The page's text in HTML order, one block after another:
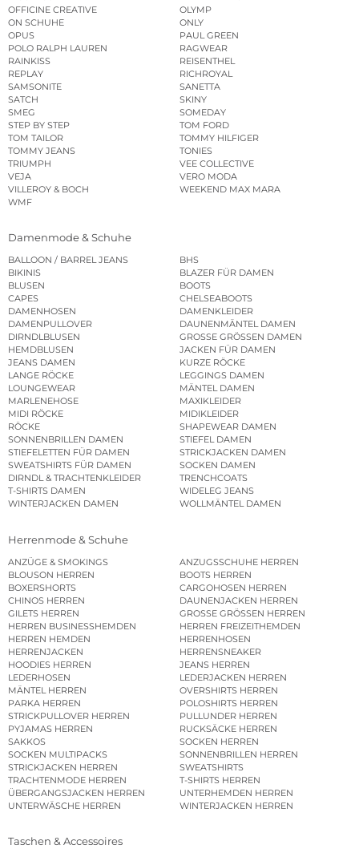
OFFICINE CREATIVE
OLYMP
ON SCHUHE
ONLY
OPUS
PAUL GREEN
POLO RALPH LAUREN
RAGWEAR
RAINKISS
REISENTHEL
REPLAY
RICHROYAL
SAMSONITE
SANETTA
SATCH
SKINY
SMEG
SOMEDAY
STEP BY STEP
TOM FORD
TOM TAILOR
TOMMY HILFIGER
TOMMY JEANS
TONIES
TRIUMPH
VEE COLLECTIVE
VEJA
VERO MODA
VILLEROY & BOCH
WEEKEND MAX MARA
WMF
Damenmode & Schuhe
BALLOON / BARREL JEANS
BHS
BIKINIS
BLAZER FÜR DAMEN
BLUSEN
BOOTS
CAPES
CHELSEABOOTS
DAMENHOSEN
DAMENKLEIDER
DAMENPULLOVER
DAUNENMÄNTEL DAMEN
DIRNDLBLUSEN
GROSSE GRÖSSEN DAMEN
HEMDBLUSEN
JACKEN FÜR DAMEN
JEANS DAMEN
KURZE RÖCKE
LANGE RÖCKE
LEGGINGS DAMEN
LOUNGEWEAR
MÄNTEL DAMEN
MARLENEHOSE
MAXIKLEIDER
MIDI RÖCKE
MIDIKLEIDER
RÖCKE
SHAPEWEAR DAMEN
SONNENBRILLEN DAMEN
STIEFEL DAMEN
STIEFELETTEN FÜR DAMEN
STRICKJACKEN DAMEN
SWEATSHIRTS FÜR DAMEN
SOCKEN DAMEN
DIRNDL & TRACHTENKLEIDER
TRENCHCOATS
T-SHIRTS DAMEN
WIDELEG JEANS
WINTERJACKEN DAMEN
WOLLMÄNTEL DAMEN
Herrenmode & Schuhe
ANZÜGE & SMOKINGS
ANZUGSSCHUHE HERREN
BLOUSON HERREN
BOOTS HERREN
BOXERSHORTS
CARGOHOSEN HERREN
CHINOS HERREN
DAUNENJACKEN HERREN
GILETS HERREN
GROSSE GRÖSSEN HERREN
HERREN BUSINESSHEMDEN
HERREN FREIZEITHEMDEN
HERREN HEMDEN
HERRENHOSEN
HERRENJACKEN
HERRENSNEAKER
HOODIES HERREN
JEANS HERREN
LEDERHOSEN
LEDERJACKEN HERREN
MÄNTEL HERREN
OVERSHIRTS HERREN
PARKA HERREN
POLOSHIRTS HERREN
STRICKPULLOVER HERREN
PULLUNDER HERREN
PYJAMAS HERREN
RUCKSÄCKE HERREN
SAKKOS
SOCKEN HERREN
SOCKEN MULTIPACKS
SONNENBRILLEN HERREN
STRICKJACKEN HERREN
SWEATSHIRTS
TRACHTENMODE HERREN
T-SHIRTS HERREN
ÜBERGANGSJACKEN HERREN
UNTERHEMDEN HERREN
UNTERWÄSCHE HERREN
WINTERJACKEN HERREN
Taschen & Accessoires